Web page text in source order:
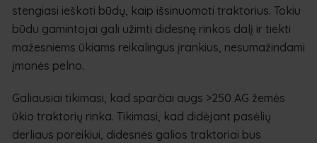
stengiasi ieškoti būdų, kaip išsinuomoti traktorius. Tokiu
būdu gamintojai gali užimti didesnę rinkos dalį ir tiekti
mažesniems ūkiams reikalingus įrankius, nesumažindami
įmonės pelno.
Galiausiai tikimasi, kad sparčiai augs >250 AG žemės
ūkio traktorių rinka. Tikimasi, kad didėjant pasėlių
derliaus poreikiui, didesnės galios traktoriai bus